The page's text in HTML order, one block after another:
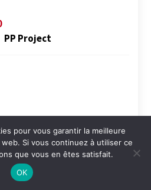
PP Project
Manipeste pour la Feste
pour vous garantir la meilleure
Si vous continuez à utiliser ce
que vous en êtes satisfait.
OK